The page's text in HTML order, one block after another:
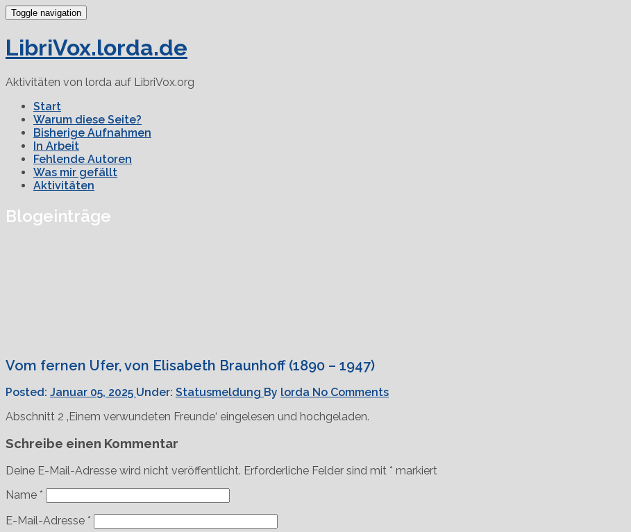
Toggle navigation
LibriVox.lorda.de
Aktivitäten von lorda auf LibriVox.org
Start
Warum diese Seite?
Bisherige Aufnahmen
In Arbeit
Fehlende Autoren
Was mir gefällt
Aktivitäten
Blogeinträge
Vom fernen Ufer, von Elisabeth Braunhoff (1890 – 1947)
Posted: Januar 05, 2025 Under: Statusmeldung By lorda No Comments
Abschnitt 2 ‚Einem verwundeten Freunde‘ eingelesen und hochgeladen.
Schreibe einen Kommentar
Deine E-Mail-Adresse wird nicht veröffentlicht. Erforderliche Felder sind mit * markiert
Name *
E-Mail-Adresse *